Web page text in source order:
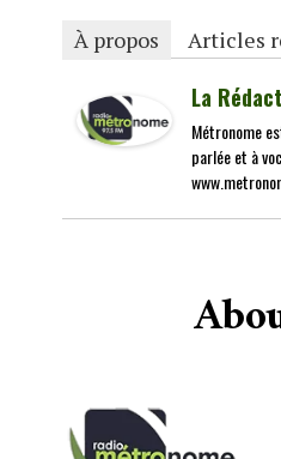
À propos Articles
La
Métronome
parlée et à